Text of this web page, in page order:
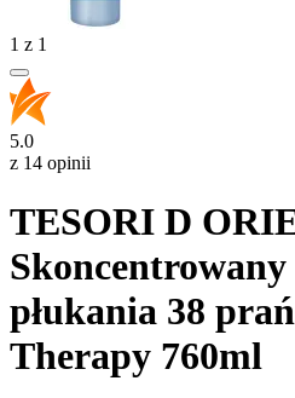
1 z 1
5.0
z 14 opinii
TESORI D
Skoncentrowany
płukania 38
Therapy 760ml